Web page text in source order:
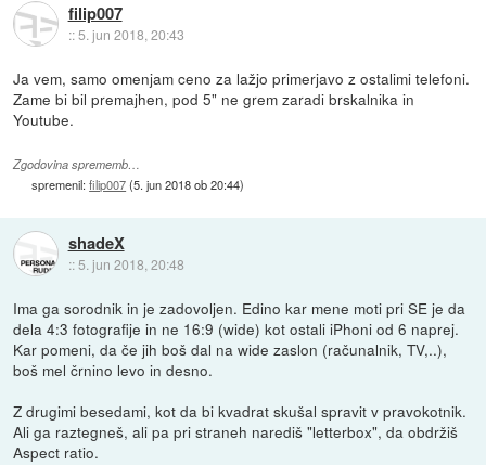
filip007
::5. jun 2018, 20:43
Ja vem, samo omenjam ceno za lažjo primerjavo z ostalimi telefoni.
Zame bi bil premajhen, pod 5" ne grem zaradi brskalnika in
Youtube.
Zgodovina sprememb…
spremenil:filip007(5. jun 2018 ob 20:44)
shadeX
:: 5. jun 2018, 20:48
Ima ga sorodnik in je zadovoljen. Edino kar mene moti pri SE je da
dela 4:3 fotografije in ne 16:9 (wide) kot ostali iPhoni od 6 naprej.
Kar pomeni, da če jih boš dal na wide zaslon (računalnik, TV,..),
boš mel črnino levo in desno.
Z drugimi besedami, kot da bi kvadrat skušal spravit v pravokotnik.
Ali ga raztegneš, ali pa pri straneh narediš "letterbox", da obdržiš
Aspect ratio.